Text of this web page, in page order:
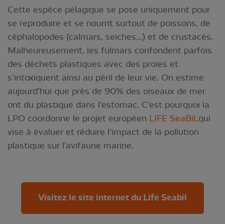
Cette espèce pélagique se pose uniquement pour
se reproduire et se nourrit surtout de poissons, de
céphalopodes (calmars, seiches...) et de crustacés.
Malheureusement, les fulmars confondent parfois
des déchets plastiques avec des proies et
s’intoxiquent ainsi au péril de leur vie. On estime
aujourd’hui que près de 90% des oiseaux de mer
ont du plastique dans l’estomac. C’est pourquoi la
LPO coordonne le projet européen LIFE SeaBiL qui
vise à évaluer et réduire l’impact de la pollution
plastique sur l’avifaune marine.
Visitez le site internet du Life Seabil